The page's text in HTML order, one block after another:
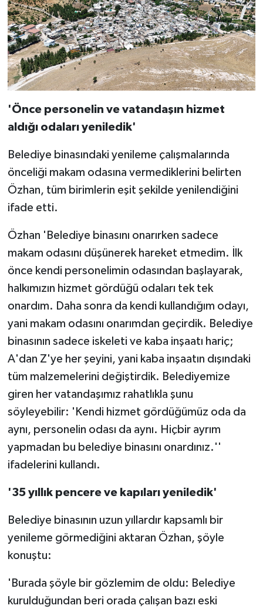
'Önce personelin ve vatandaşın hizmet
aldığı odaları yeniledik'
Belediye binasındaki yenileme çalışmalarında
önceliği makam odasına vermediklerini belirten
Özhan, tüm birimlerin eşit şekilde yenilendiğini
ifade etti.
Özhan 'Belediye binasını onarırken sadece
makam odasını düşünerek hareket etmedim. İlk
önce kendi personelimin odasından başlayarak,
halkımızın hizmet gördüğü odaları tek tek
onardım. Daha sonra da kendi kullandığım odayı,
yani makam odasını onarımdan geçirdik. Belediye
binasının sadece iskeleti ve kaba inşaatı hariç;
A'dan Z'ye her şeyini, yani kaba inşaatın dışındaki
tüm malzemelerini değiştirdik. Belediyemize
giren her vatandaşımız rahatlıkla şunu
söyleyebilir: 'Kendi hizmet gördüğümüz oda da
aynı, personelin odası da aynı. Hiçbir ayrım
yapmadan bu belediye binasını onardınız.''
ifadelerini kullandı.
'35 yıllık pencere ve kapıları yeniledik'
Belediye binasının uzun yıllardır kapsamlı bir
yenileme görmediğini aktaran Özhan, şöyle
konuştu:
'Burada şöyle bir gözlemim de oldu: Belediye
kurulduğundan beri orada çalışan bazı eski